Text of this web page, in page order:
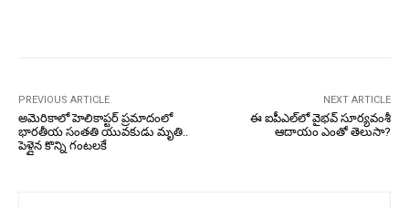
PREVIOUS ARTICLE
అమెరికాలో హెలికాప్టర్‌ ప్రమాదంలో
భారతీయ సంతతి యువకుడు మృతి..
పెళ్లైన కొన్ని గంటలకే
NEXT ARTICLE
ఈ ఐపీఎల్‌లో వైభవ్‌ సూర్యవంశీ
ఆదాయం ఎంతో తెలుసా?